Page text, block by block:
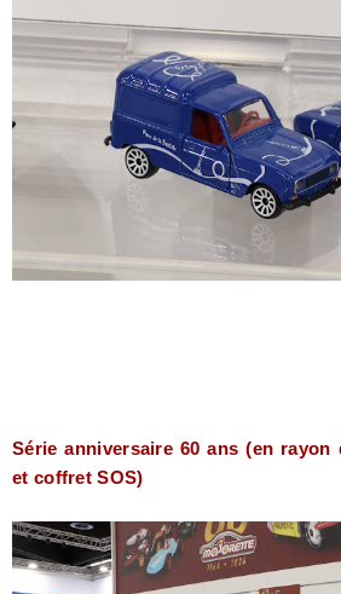
Série anniversaire 60 ans (en
et coffret SOS)